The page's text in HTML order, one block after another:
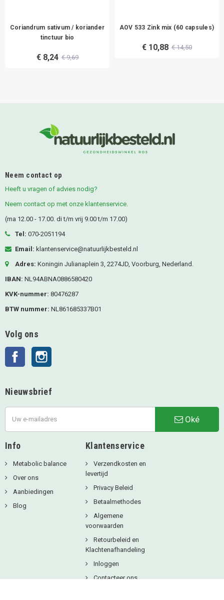
Coriandrum sativum / koriander
tinctuur bio
€ 8,24 € 9,69
AOV 533 Zink mix (60 capsules)
€ 10,88 € 14,50
Neem contact op
Heeft u vragen of advies nodig?
Neem contact op met onze klantenservice.
(ma 12.00 - 17.00. di t/m vrij 9.00 t/m 17.00)
Tel: 070-2051194
Email: klantenservice@natuurlijkbesteld.nl
Adres: Koningin Julianaplein 3, 2274JD, Voorburg, Nederland.
IBAN: NL94ABNA0886580420
KVK-nummer: 80476287
BTW nummer: NL861685337B01
Volg ons
Facebook
Nieuwsbrief
Oké
Info
Metabolic balance
Over ons
Aanbiedingen
Blog
Klantenservice
Verzendkosten en
levertijd
Privacy Beleid
Betaalmethodes
Algemene
voorwaarden
Retourbeleid en
Klachtenafhandeling
Inloggen
Contacteer ons